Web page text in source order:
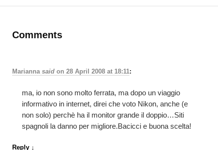
Comments
Marianna said on 28 April 2008 at 18:11:
ma, io non sono molto ferrata, ma dopo un viaggio
informativo in internet, direi che voto Nikon, anche (e
non solo) perchè ha il monitor grande il doppio…Siti
spagnoli la danno per migliore.Bacicci e buona scelta!
Reply ↓